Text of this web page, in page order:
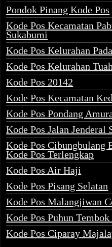
Pondok Pinang Kode Pos
Kode Pos Kecamatan
Sukabumi
Kode Pos Kelurahan
Kode Pos Kelurahan
Kode Pos 20142
Kode Pos Kecamatan
Kode Pos Pondang
Kode Pos Jalan Jenderal
Kode Pos Cibungbulang
Kode Pos Terlengkap
Kode Pos Air Haji
Kode Pos Pisang Selatan
Kode Pos Malangjiwan
Kode Pos Puhun
Kode Pos Ciparay